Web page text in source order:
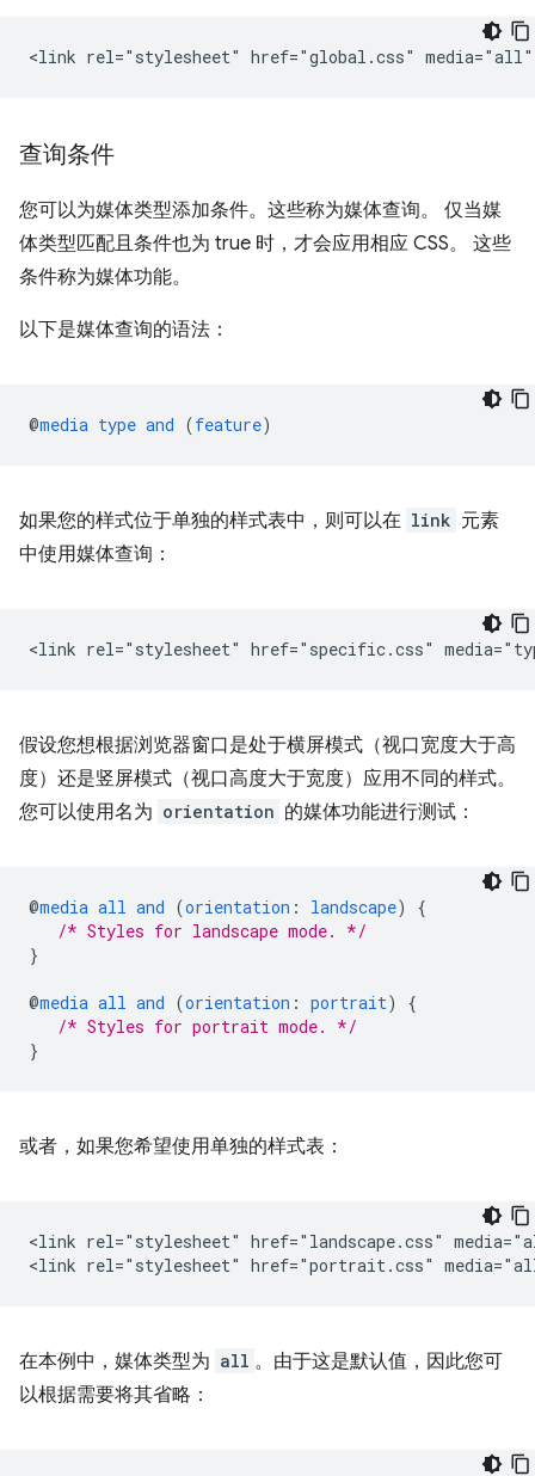
查询条件
您可以为媒体类型添加条件。这些称为媒体查询。 仅当媒
体类型匹配且条件也为 true 时，才会应用相应 CSS。 这些
条件称为媒体功能。
以下是媒体查询的语法：
@media type and (feature)
如果您的样式位于单独的样式表中，则可以在 link 元素
中使用媒体查询：
假设您想根据浏览器窗口是处于横屏模式（视口宽度大于高
度）还是竖屏模式（视口高度大于宽度）应用不同的样式。
您可以使用名为 orientation 的媒体功能进行测试：
@media all and (orientation : landscape)
{
/* Styles for landscape mode. */
}
@media all and (orientation : portrait)
{
/* Styles for portrait mode. */
}
或者，如果您希望使用单独的样式表：
<link rel="stylesheet" href="landscape.css"
在本例中，媒体类型为 all 。由于这是默认值，因此您可
以根据需要将其省略：